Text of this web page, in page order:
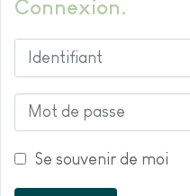
Connexion
Se souvenir de moi